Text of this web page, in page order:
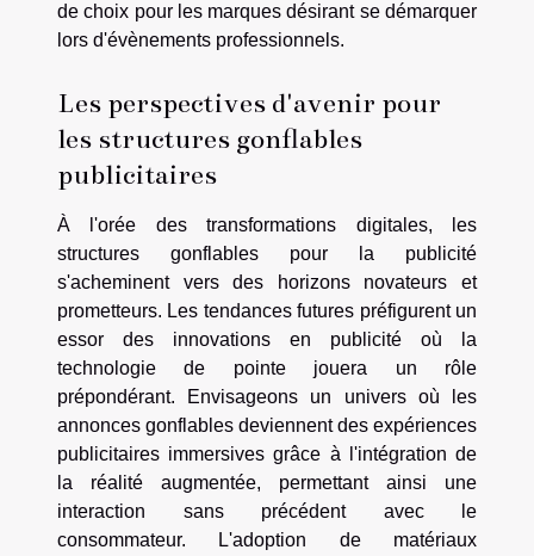
de choix pour les marques désirant se démarquer
lors d'évènements professionnels.
Les perspectives d'avenir pour
les structures gonflables
publicitaires
À l'orée des transformations digitales, les
structures gonflables pour la publicité
s'acheminent vers des horizons novateurs et
prometteurs. Les tendances futures préfigurent un
essor des innovations en publicité où la
technologie de pointe jouera un rôle
prépondérant. Envisageons un univers où les
annonces gonflables deviennent des expériences
publicitaires immersives grâce à l'intégration de
la réalité augmentée, permettant ainsi une
interaction sans précédent avec le
consommateur. L'adoption de matériaux